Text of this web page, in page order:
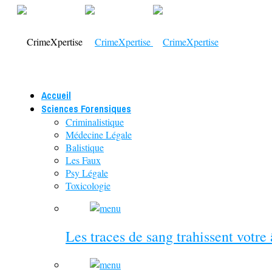
Accueil
Sciences Forensiques
Criminalistique
Médecine Légale
Balistique
Les Faux
Psy Légale
Toxicologie
Les traces de sang trahissent votre